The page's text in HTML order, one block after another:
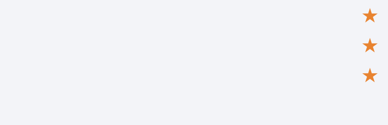
★
★
★